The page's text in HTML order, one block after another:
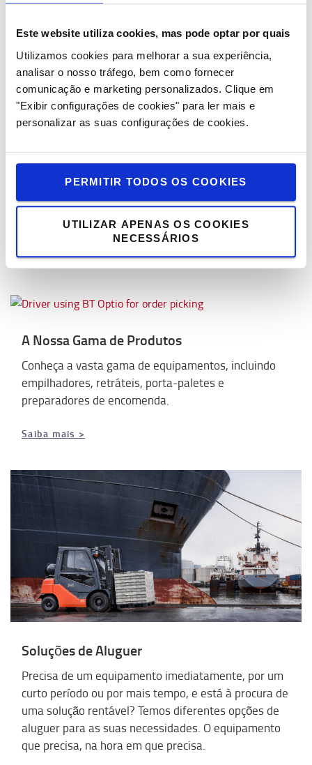
Este website utiliza cookies, mas pode optar por quais
Utilizamos cookies para melhorar a sua experiência,
analisar o nosso tráfego, bem como fornecer
comunicação e marketing personalizados. Clique em
"Exibir configurações de cookies" para ler mais e
personalizar as suas configurações de cookies.
PERMITIR TODOS OS COOKIES
UTILIZAR APENAS OS COOKIES
NECESSÁRIOS
nossa prioridade número 1, nós podemos otimizar as
expetativas, tal como, estar presentes sempre que
necessitar.
Mais sobre o Serviço Toyota >
Pequenas Empresas
pequenos negócios. Fique a conhecer o que a Toyota
pode fazer por si, que trabalha numa pequena
empresa.
Saiba mais >
A Nossa Gama de Produtos
Conheça a vasta gama de equipamentos, incluindo
empilhadores, retráteis, porta-paletes e
preparadores de encomenda.
Saiba mais >
Soluções de Aluguer
Precisa de um equipamento imediatamente, por um
curto período ou por mais tempo, e está à procura de
uma solução rentável? Temos diferentes opções de
aluguer para as suas necessidades. O equipamento
que precisa, na hora em que precisa.